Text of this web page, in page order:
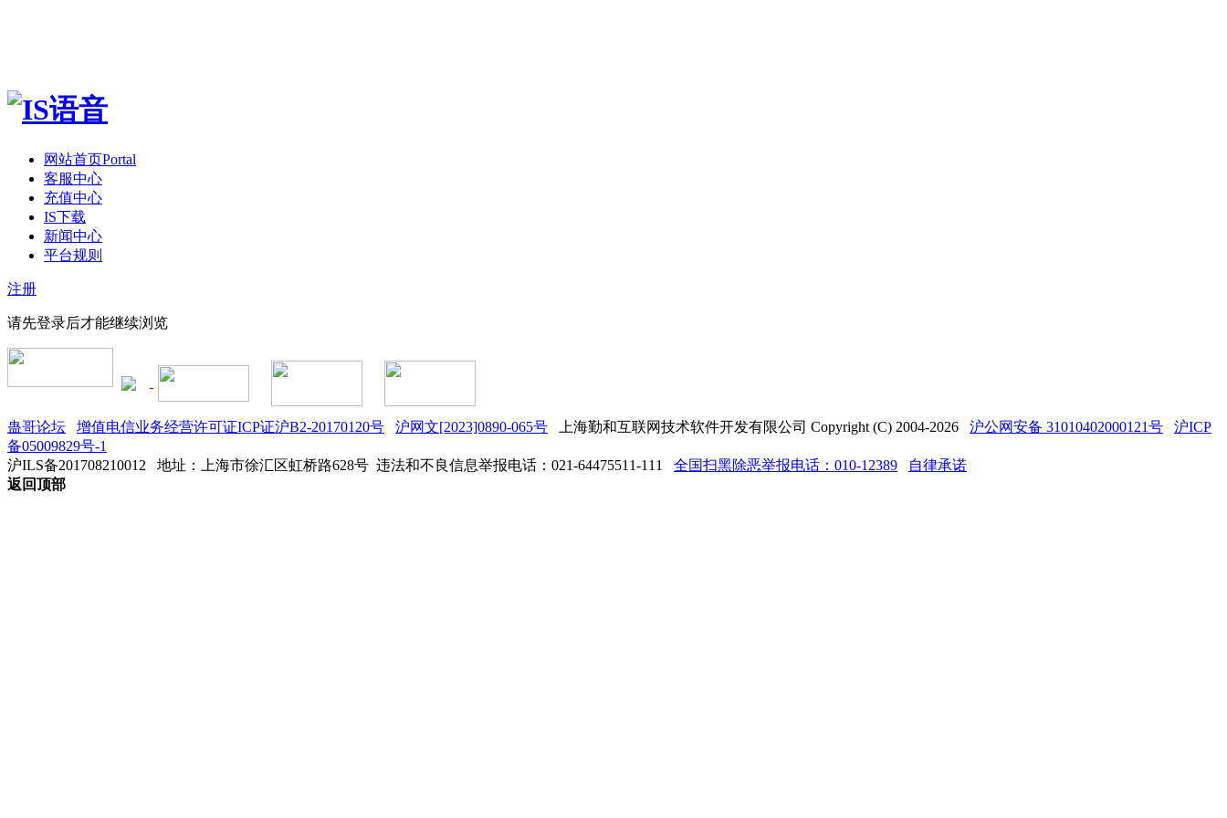
网站首页Portal
客服中心
充值中心
IS下载
新闻中心
平台规则
注册
请先登录后才能继续浏览
蛊哥论坛 增值电信业务经营许可证ICP证沪B2-20170120号 沪网文[2023]0890-065号 上海勤和互联网技术软件开发有限公司 Copyright (C) 2004-2026 沪公网安备 31010402000121号
沪ICP
备05009829号-1
沪ILS备201708210012
地址：上海市徐汇区虹桥路628号 违法和不良信息举报电话：021-64475511-111 全国扫黑除恶举报电话：010-12389
自律承诺
返回顶部